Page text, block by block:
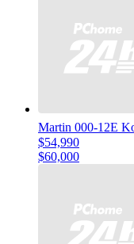
Martin 000-12E
$54,990
$60,000